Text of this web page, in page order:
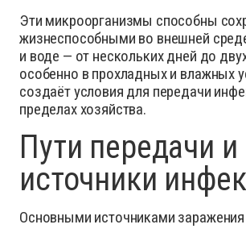
Эти микроорганизмы способны
жизнеспособными во внешней
и воде — от нескольких дней до
особенно в прохладных и влажных
создаёт условия для передачи
пределах хозяйства.
Пути передачи и
источники
Основными источниками заражения